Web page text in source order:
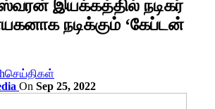
இயக்கத்தில் நடிகர்
நடிக்கும் ‘கேப்டன்
செய்திகள்
On Sep 25, 2022